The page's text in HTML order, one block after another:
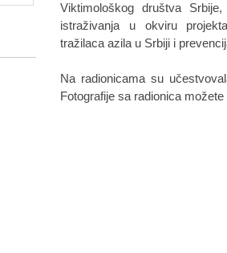
Viktimološkog društva
istraživanja u okviru
tražilaca azila u Srbiji i
Na radionicama su
Fotografije sa radionica